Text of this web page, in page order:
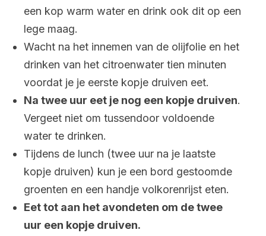
een kop warm water en drink ook dit op een
lege maag.
Wacht na het innemen van de olijfolie en het
drinken van het citroenwater tien minuten
voordat je je eerste kopje druiven eet.
Na twee uur eet je nog een kopje druiven.
Vergeet niet om tussendoor voldoende
water te drinken.
Tijdens de lunch (twee uur na je laatste
kopje druiven) kun je een bord gestoomde
groenten en een handje volkorenrijst eten.
Eet tot aan het avondeten om de twee
uur een kopje druiven.